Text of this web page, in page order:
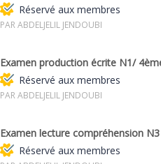
Réservé aux membres
PAR ABDELJELIL JENDOUBI
Examen production écrite N1/
Réservé aux membres
PAR ABDELJELIL JENDOUBI
Examen lecture compréhension N3
Réservé aux membres